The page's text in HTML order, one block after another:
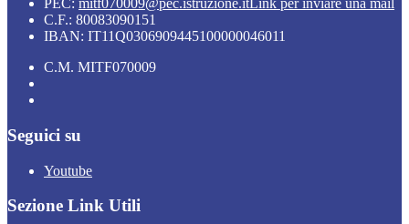
PEC: mitf070009@pec.istruzione.itLink per inviare una mail
C.F.: 80083090151
IBAN: IT11Q0306909445100000046011
C.M. MITF070009
Seguici su
Youtube
Sezione Link Utili